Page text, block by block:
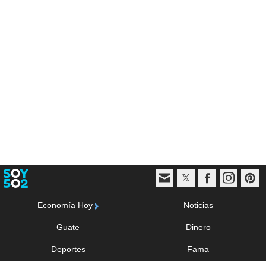
Economía Hoy Noticias
Guate Dinero
Deportes Fama